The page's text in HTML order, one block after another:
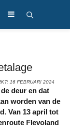
16 FEBRUARI 2024
worden van de
Van 13 april tot
Flevoland